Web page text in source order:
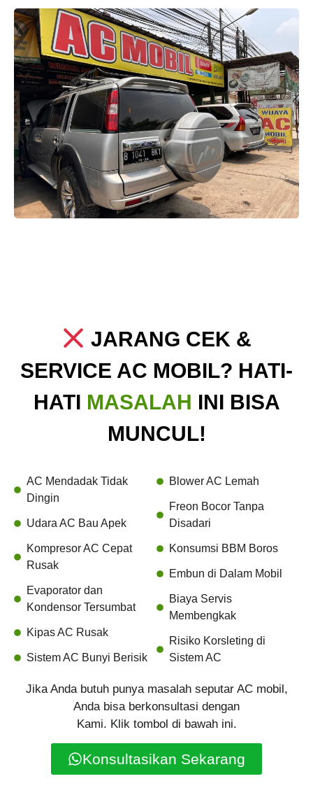
JARANG CEK &
SERVICE AC MOBIL? HATI-
HATI MASALAH INI BISA
MUNCUL!
AC Mendadak Tidak
Dingin
Udara AC Bau Apek
Kompresor AC Cepat
Rusak
Evaporator dan
Kondensor Tersumbat
Kipas AC Rusak
Sistem AC Bunyi Berisik
Blower AC Lemah
Freon Bocor Tanpa
Disadari
Konsumsi BBM Boros
Embun di Dalam Mobil
Biaya Servis
Membengkak
Risiko Korsleting di
Sistem AC
Jika Anda butuh punya masalah seputar AC mobil,
Anda bisa berkonsultasi dengan
Kami. Klik tombol di bawah ini.
Konsultasikan Sekarang